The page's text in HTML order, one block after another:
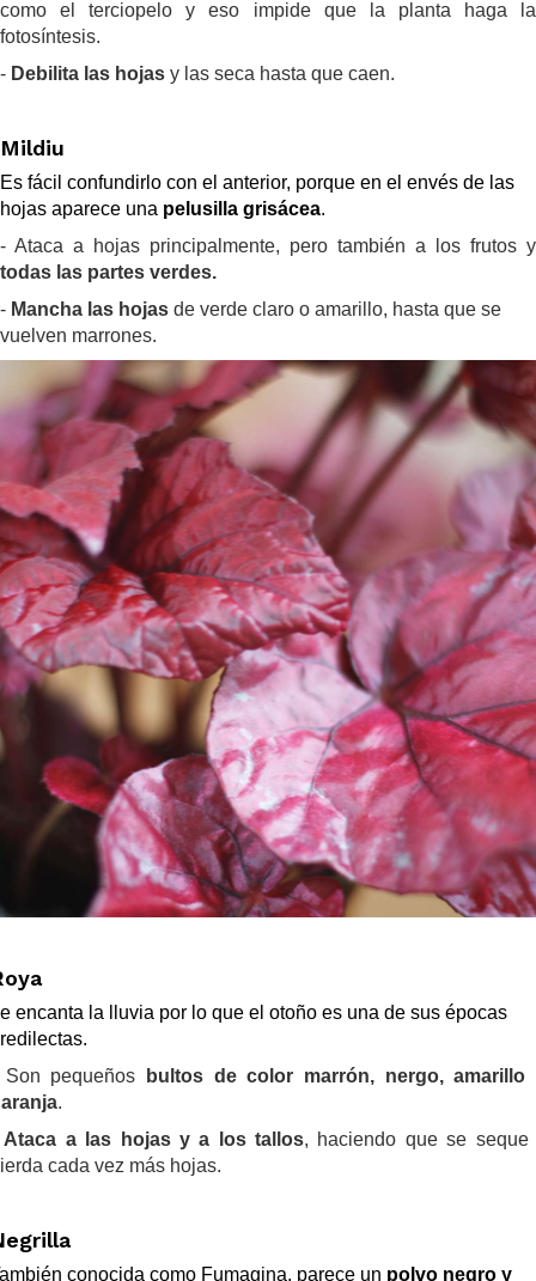
como el terciopelo y eso impide que la planta haga la
fotosíntesis.
- Debilita las hojas y las seca hasta que caen.
Mildiu
Es fácil confundirlo con el anterior, porque en el envés de las
hojas aparece una pelusilla grisácea.
- Ataca a hojas principalmente, pero también a los frutos y
todas las partes verdes.
- Mancha las hojas de verde claro o amarillo, hasta que se
vuelven marrones.
encanta la lluvia por lo que el otoño es una de sus épocas
pequeños bultos de color marrón, nergo, amarillo
.
Ataca a las hojas y a los tallos, haciendo que se seque
cada vez más hojas.
conocida como Fumagina, parece un polvo negro y